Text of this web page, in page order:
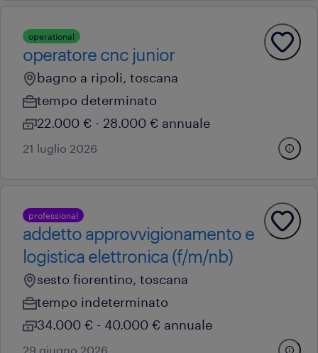
operational
operatore cnc junior
bagno a ripoli, toscana
tempo determinato
22.000 € - 28.000 € annuale
21 luglio 2026
professional
addetto approvvigionamento e
logistica elettronica (f/m/nb)
sesto fiorentino, toscana
tempo indeterminato
34.000 € - 40.000 € annuale
29 giugno 2026